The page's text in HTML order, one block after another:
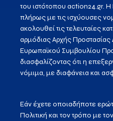
του ιστότοπου action24.gr.
πλήρως με τις ισχύουσες
ακολουθεί τις τελευταίες
αρμόδιας Αρχής
Ευρωπαϊκού Συμβουλίου
διασφαλίζοντας ότι η
νόμιμα, με διαφάνεια και
Εάν έχετε οποιαδήποτε
Πολιτική και τον τρόπο με